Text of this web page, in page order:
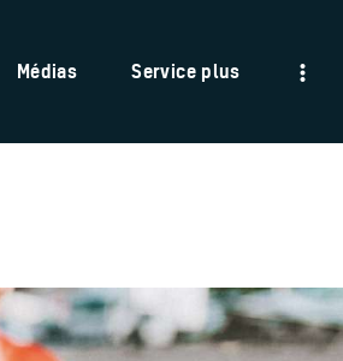
Médias Service plus